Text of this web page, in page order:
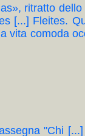
ritratto
[...] Fleites.
vita comoda
"Chi